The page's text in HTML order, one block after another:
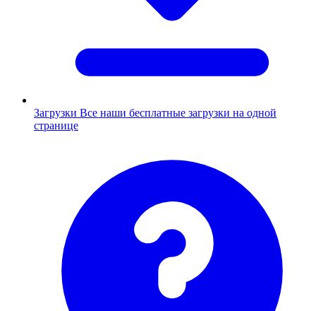
Загрузки Все наши бесплатные загрузки на одной
странице